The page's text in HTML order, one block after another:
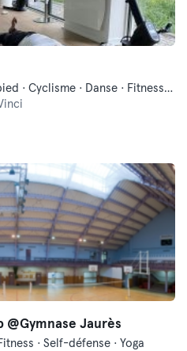
Bootcamp · Boxe · Course à pied · Cyclisme · Danse · Fitness · Méditation · Natation · Pilates · Self-défense · Yoga
@Gymnase Jaurès
· Self-défense · Yoga